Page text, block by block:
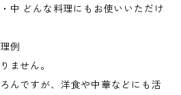
中 どんな料理にもお使いいただけ
例
ません。
んですが、洋食や中華などにも活